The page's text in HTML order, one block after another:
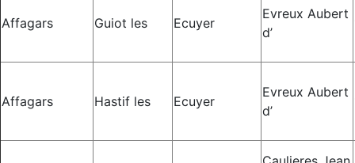
Affagars Guiot les Ecuyer
Evreux Aubert
d’
Affagars Hastif les Ecuyer
Evreux Aubert
d’